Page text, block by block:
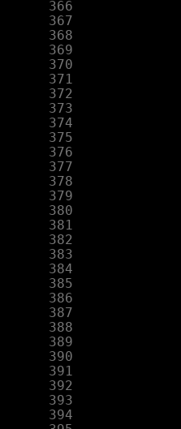
    366
    367
    368
    369
    370
    371
    372
    373
    374
    375
    376
    377
    378
    379
    380
    381
    382
    383
    384
    385
    386
    387
    388
    389
    390
    391
    392
    393
    394